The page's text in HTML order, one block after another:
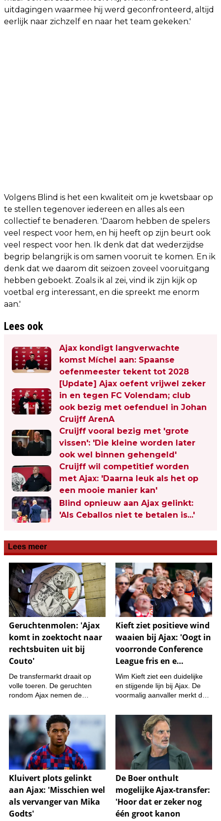
uitdagingen waarmee hij werd geconfronteerd, altijd
eerlijk naar zichzelf en naar het team gekeken.'
Volgens Blind is het een kwaliteit om je kwetsbaar op
te stellen tegenover iedereen en alles als een
collectief te benaderen. 'Daarom hebben de spelers
veel respect voor hem, en hij heeft op zijn beurt ook
veel respect voor hen. Ik denk dat dat wederzijdse
begrip belangrijk is om samen vooruit te komen. En ik
denk dat we daarom dit seizoen zoveel vooruitgang
hebben geboekt. Zoals ik al zei, vind ik zijn kijk op
voetbal erg interessant, en die spreekt me enorm
aan.'
Lees ook
Ajax kondigt langverwachte
komst Míchel aan: Spaanse
oefenmeester tekent tot 2028
[Update] Ajax oefent vrijwel zeker
in en tegen FC Volendam; club
ook bezig met oefenduel in Johan
Cruijff ArenA
Cruijff vooral bezig met 'grote
vissen': 'Die kleine worden later
ook wel binnen gehengeld'
Cruijff wil competitief worden
met Ajax: 'Daarna leuk als het op
een mooie manier kan'
Blind opnieuw aan Ajax gelinkt:
'Als Ceballos niet te betalen is...'